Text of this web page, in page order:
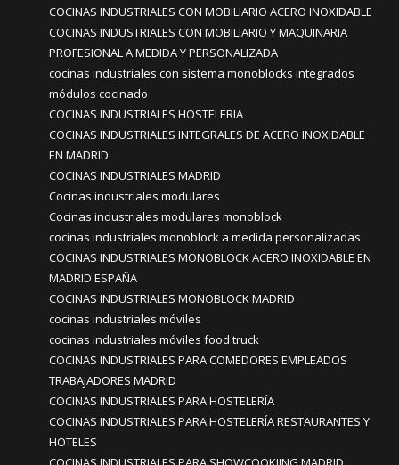
COCINAS INDUSTRIALES CON MOBILIARIO ACERO INOXIDABLE
COCINAS INDUSTRIALES CON MOBILIARIO Y MAQUINARIA
PROFESIONAL A MEDIDA Y PERSONALIZADA
cocinas industriales con sistema monoblocks integrados
módulos cocinado
COCINAS INDUSTRIALES HOSTELERIA
COCINAS INDUSTRIALES INTEGRALES DE ACERO INOXIDABLE
EN MADRID
COCINAS INDUSTRIALES MADRID
Cocinas industriales modulares
Cocinas industriales modulares monoblock
cocinas industriales monoblock a medida personalizadas
COCINAS INDUSTRIALES MONOBLOCK ACERO INOXIDABLE EN
MADRID ESPAÑA
COCINAS INDUSTRIALES MONOBLOCK MADRID
cocinas industriales móviles
cocinas industriales móviles food truck
COCINAS INDUSTRIALES PARA COMEDORES EMPLEADOS
TRABAJADORES MADRID
COCINAS INDUSTRIALES PARA HOSTELERÍA
COCINAS INDUSTRIALES PARA HOSTELERÍA RESTAURANTES Y
HOTELES